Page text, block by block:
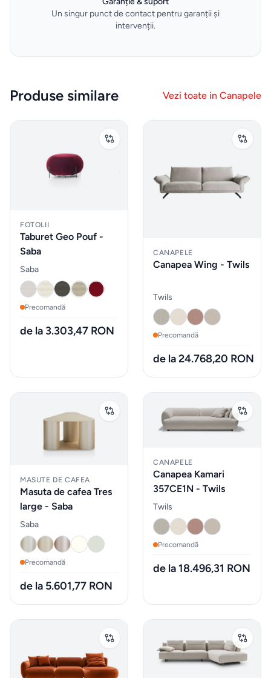
Gadgeturi
ustensile
Sticle
Sticlarie
interior
Parfumuri
MOBILIER
EXTERIOR
puf &
taburete
Mobilier
lounge
de
exterior
Un singur punct de contact pentru garanții și
intervenții.
Produse similare Vezi toate in Canapele
FOTOLII
Taburet Geo Pouf -
Saba
Saba
Precomandă
de la 3.303,47 RON
CANAPELE
Canapea Wing - Twils
Twils
Precomandă
de la 24.768,20 RON
MASUTE DE CAFEA
Masuta de cafea Tres
large - Saba
Saba
Precomandă
de la 5.601,77 RON
CANAPELE
Canapea Kamari
357CE1N - Twils
Twils
Precomandă
de la 18.496,31 RON